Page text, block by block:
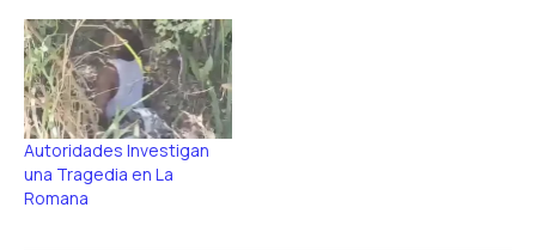
Autoridades Investigan
una Tragedia en La
Romana